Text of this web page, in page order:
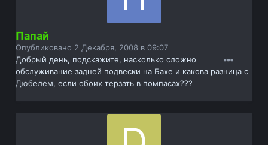
Папай
Опубликовано 2 Декабря, 2008 в 09:07
Добрый день, подскажите, насколько сложно
обслуживание задней подвески на Бахе и какова разница с
Дюбелем, если обоих терзать в помпасах???